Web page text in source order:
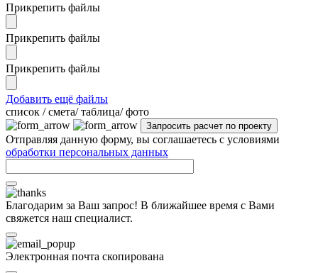
Прикрепить файлы
Прикрепить файлы
Прикрепить файлы
Добавить ещё файлы
cписок / смета/ таблица/ фото
Отправляя данную форму, вы соглашаетесь с условиями
обработки персональных данных
Благодарим за Ваш запрос! В ближайшее время с Вами
свяжется наш специалист.
Электронная почта скопирована